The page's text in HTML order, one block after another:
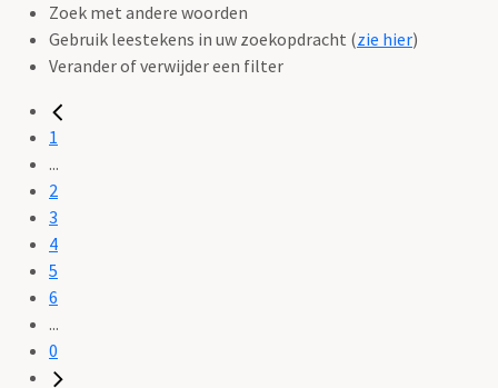
Zoek met andere woorden
Gebruik leestekens in uw zoekopdracht (zie hier)
Verander of verwijder een filter
1
...
2
3
4
5
6
...
0